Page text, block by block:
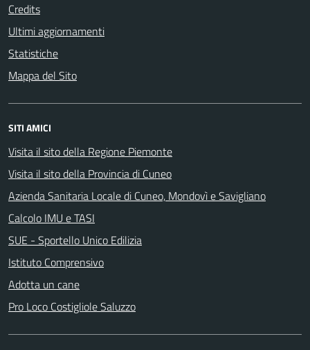
Credits
Ultimi aggiornamenti
Statistiche
Mappa del Sito
SITI AMICI
Visita il sito della Regione Piemonte
Visita il sito della Provincia di Cuneo
Azienda Sanitaria Locale di Cuneo, Mondovì e Savigliano
Calcolo IMU e TASI
SUE - Sportello Unico Edilizia
Istituto Comprensivo
Adotta un cane
Pro Loco Costigliole Saluzzo